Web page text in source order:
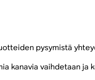
pysymistä
kanavia vaihdetaan